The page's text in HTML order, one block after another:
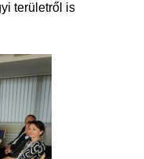
területről is